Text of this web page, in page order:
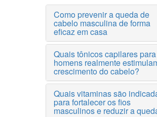
Como prevenir a queda de
cabelo masculina de forma
eficaz em casa
Quais tônicos capilares para
homens realmente
crescimento do cabelo?
Quais vitaminas são
para fortalecer os fios
masculinos e reduzir a